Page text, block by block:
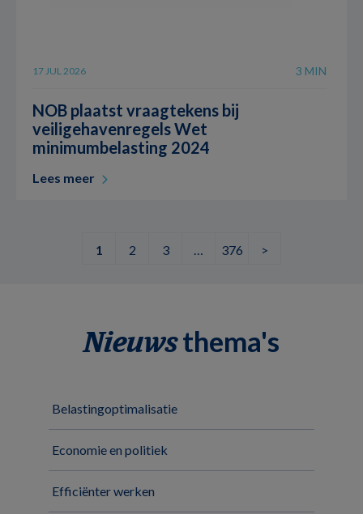
17 JUL 2026 3 MIN
NOB plaatst vraagtekens bij
veiligehavenregels Wet
minimumbelasting 2024
Lees meer
1 2 3 … 376 >
Nieuwsthema's
Belastingoptimalisatie
Economie en politiek
Efficiënter werken